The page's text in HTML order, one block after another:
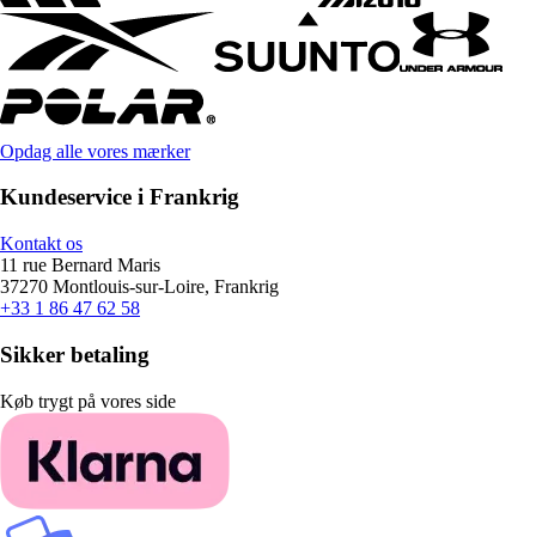
Opdag alle vores mærker
Kundeservice i Frankrig
Kontakt os
11 rue Bernard Maris
37270 Montlouis-sur-Loire, Frankrig
+33 1 86 47 62 58
Sikker betaling
Køb trygt på vores side